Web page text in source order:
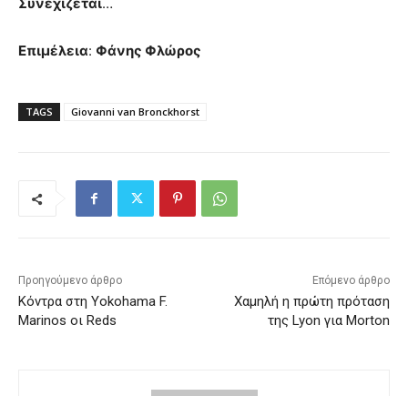
Επιμέλεια: Φάνης Φλώρος
TAGS Giovanni van Bronckhorst
Προηγούμενο άρθρο
Κόντρα στη Yokohama F.
Marinos οι Reds
Επόμενο άρθρο
Χαμηλή η πρώτη πρόταση
της Lyon για Morton